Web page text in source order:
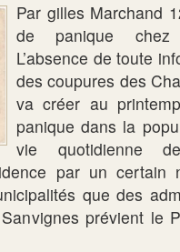
Par gilles Marchand
de panique chez
L’absence de toute
des coupures des
va créer au
panique dans la
vie quotidienne
par un certain
que des
prévient